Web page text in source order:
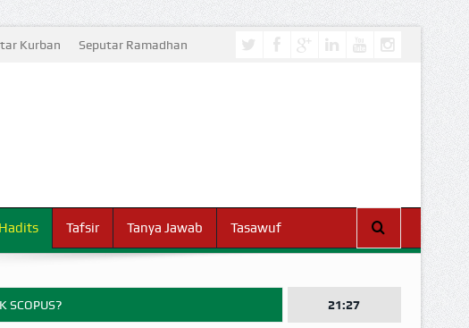
Kurban Seputar Ramadhan
Tafsir Tanya Jawab Tasawuf
SCOPUS? 21:27